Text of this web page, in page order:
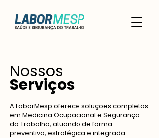
Nossos
Serviços
A LaborMesp oferece soluções completas
em Medicina Ocupacional e Segurança
do Trabalho, atuando de forma
preventiva, estratégica e integrada.